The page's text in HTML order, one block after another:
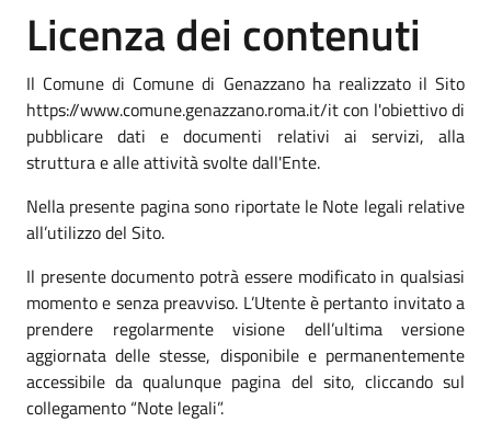
Licenza dei contenuti
Il Comune di Comune di Genazzano ha realizzato il Sito
https://www.comune.genazzano.roma.it/it con l'obiettivo di
pubblicare dati e documenti relativi ai servizi, alla
struttura e alle attività svolte dall'Ente.
Nella presente pagina sono riportate le Note legali relative
all’utilizzo del Sito.
Il presente documento potrà essere modificato in qualsiasi
momento e senza preavviso. L’Utente è pertanto invitato a
prendere regolarmente visione dell’ultima versione
aggiornata delle stesse, disponibile e permanentemente
accessibile da qualunque pagina del sito, cliccando sul
collegamento “Note legali”.